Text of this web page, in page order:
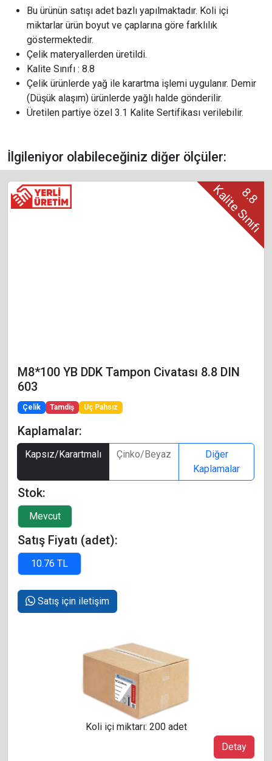
Bu ürünün satışı adet bazlı yapılmaktadır. Koli içi
miktarlar ürün boyut ve çaplarına göre farklılık
göstermektedir.
Çelik materyallerden üretildi.
Kalite Sınıfı : 8.8
Çelik ürünlerde yağ ile karartma işlemi uygulanır. Demir
(Düşük alaşım) ürünlerde yağlı halde gönderilir.
Üretilen partiye özel 3.1 Kalite Sertifikası verilebilir.
İlgileniyor olabileceğiniz diğer ölçüler:
8.8
Kalite Sınıfı
M8*100 YB DDK Tampon Civatası 8.8 DIN
603
Çelik Tamdiş Uç Pahsız
Kaplamalar:
Kapsız/Karartmalı Çinko/Beyaz
Diğer
Kaplamalar
Stok:
Satış Fiyatı (adet):
Satış için iletişim
Detay
Koli içi miktarı: 200 adet